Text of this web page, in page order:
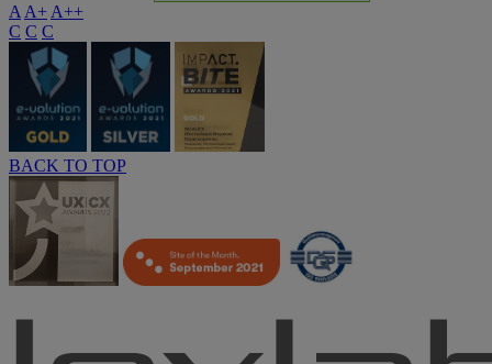
A A+ A++
C C C
BACK TO TOP